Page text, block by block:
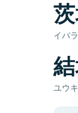
イバ
ユウ